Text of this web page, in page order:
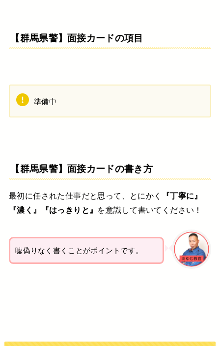
【群馬県警】面接カードの項目
準備中
【群馬県警】面接カードの書き方
最初に任された仕事だと思って、とにかく
『丁寧に』
『濃く』『はっきりと』 を意識して書いてください！
嘘偽りなく書くことがポイントです。